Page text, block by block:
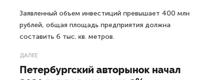
Заявленный объем инвестиций превышает 400 млн
рублей, общая площадь предприятия должна
составить 6 тыс. кв. метров.
ДАЛЕЕ
Петербургский авторынок начал